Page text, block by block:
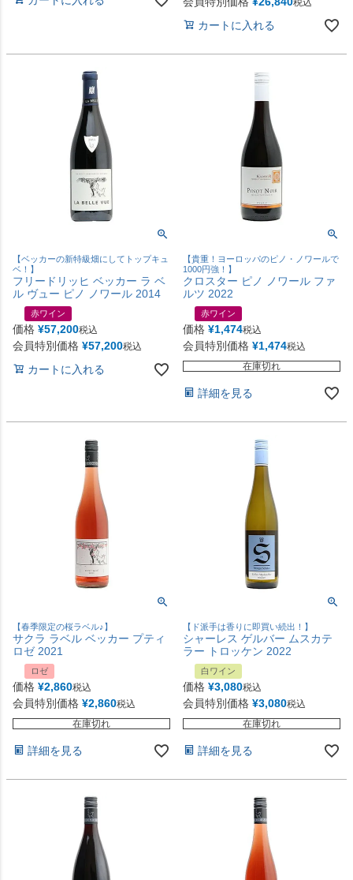
カートに入れる
【ベッカーの新特級畑にしてトップキュ
ベ！】
フリードリッヒ ベッカー ラ ベ
ル ヴュー ピノ ノワール 2014
赤ワイン
価格 ¥57,200税込
会員特別価格 ¥57,200税込
カートに入れる
【貴重！ヨーロッパのピノ・ノワールで
1000円強！】
クロスター ピノ ノワール ファ
ルツ 2022
赤ワイン
価格 ¥1,474税込
会員特別価格 ¥1,474税込
在庫切れ
詳細を見る
【春季限定の桜ラベル♪】
サクラ ラベル ベッカー プティ
ロゼ 2021
ロゼ
価格 ¥2,860税込
会員特別価格 ¥2,860税込
在庫切れ
詳細を見る
【ド派手は香りに即買い続出！】
シャーレス ゲルバー ムスカテ
ラー トロッケン 2022
白ワイン
価格 ¥3,080税込
会員特別価格 ¥3,080税込
在庫切れ
詳細を見る